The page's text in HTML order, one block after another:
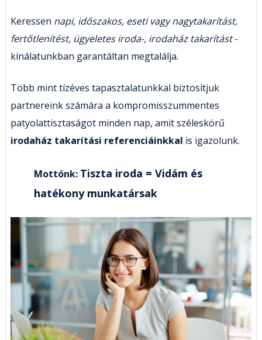
Keressen napi, időszakos, eseti vagy nagytakarítást,
fertőtlenítést, ügyeletes iroda-, irodaház takarítást-
kínálatunkban garantáltan megtalálja.
Több mint tízéves tapasztalatunkkal biztosítjuk
partnereink számára a kompromisszummentes
patyolattisztaságot minden nap, amit széleskörű
irodaház takarítási referenciáinkkal is igazolunk.
Mottónk: Tiszta iroda = Vidám és
hatékony munkatársak